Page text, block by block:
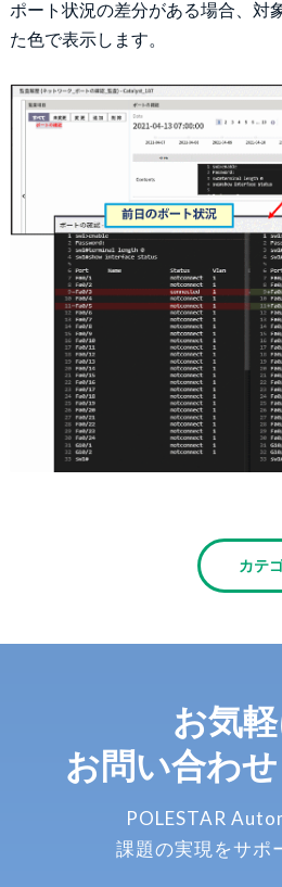
ポート状況の差分がある場合、対
た色で表示します。
カテ
お気
お問い合わ
POLESTAR
課題の実現をサポ